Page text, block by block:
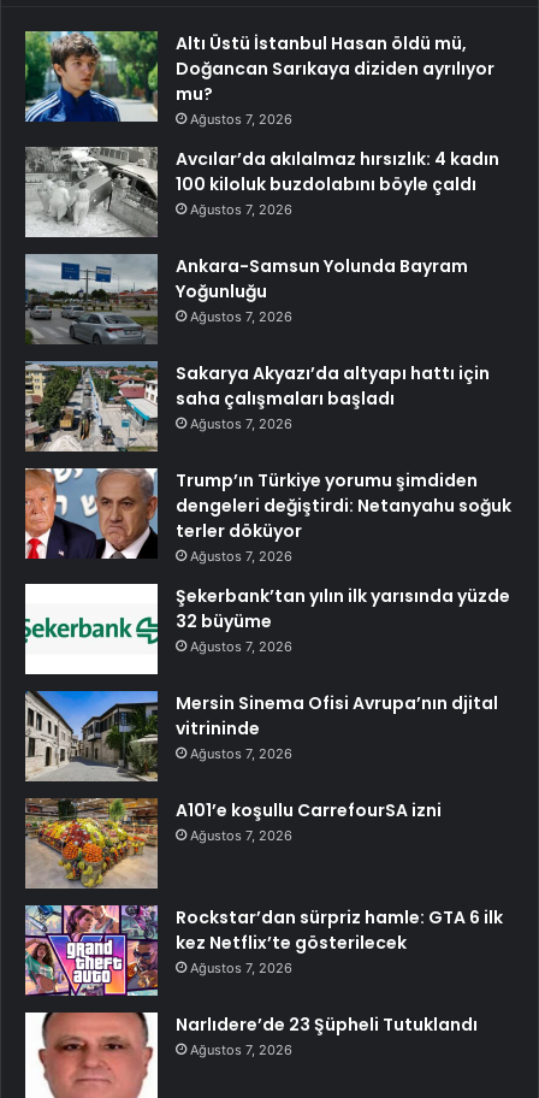
Altı Üstü İstanbul Hasan öldü mü,
Doğancan Sarıkaya diziden ayrılıyor
mu?
Ağustos 7, 2026
Avcılar’da akılalmaz hırsızlık: 4 kadın
100 kiloluk buzdolabını böyle çaldı
Ağustos 7, 2026
Ankara-Samsun Yolunda Bayram
Yoğunluğu
Ağustos 7, 2026
Sakarya Akyazı’da altyapı hattı için
saha çalışmaları başladı
Ağustos 7, 2026
Trump’ın Türkiye yorumu şimdiden
dengeleri değiştirdi: Netanyahu soğuk
terler döküyor
Ağustos 7, 2026
Şekerbank’tan yılın ilk yarısında yüzde
32 büyüme
Ağustos 7, 2026
Mersin Sinema Ofisi Avrupa’nın djital
vitrininde
Ağustos 7, 2026
A101’e koşullu CarrefourSA izni
Ağustos 7, 2026
Rockstar’dan sürpriz hamle: GTA 6 ilk
kez Netflix’te gösterilecek
Ağustos 7, 2026
Narlıdere’de 23 Şüpheli Tutuklandı
Ağustos 7, 2026